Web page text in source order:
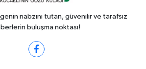
nabzını tutan, güvenilir ve tarafsız
buluşma noktası!